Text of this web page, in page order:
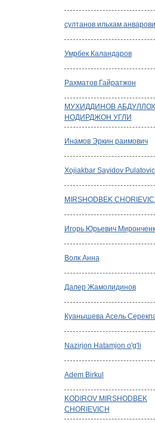
султанов ильхам
Умрбек Каландаров
Рахматов Гайратжон
МУХИДДИНОВ АБДУЛЛОХ
НОДИРДЖОН УГЛИ
Инамов Эркин раимович
Xojiakbar Sayidov
MIRSHODBEK
Игорь Юрьевич
Волк Анна
Далер Жамолидинов
Куанышева Асель
Nazirjon Hatamjon o'g'li
Adem Birkul
KODIROV MIRSHODBEK
CHORIEVICH